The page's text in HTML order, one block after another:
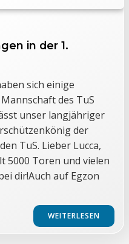
in der 1.
sich einige
des TuS
unser langjähriger
der
TuS. Lieber Lucca,
5000 Toren und vielen
dir!Auch auf Egzon
WEITERLESEN